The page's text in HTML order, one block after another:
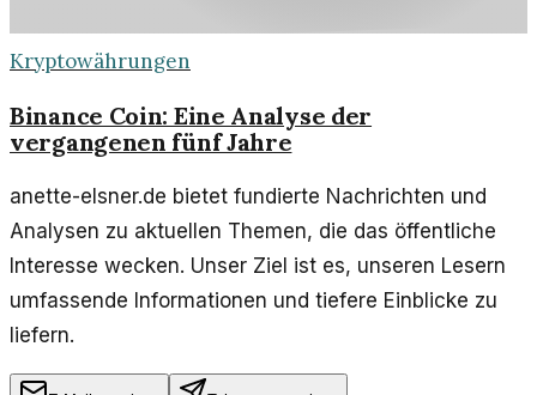
Kryptowährungen
Binance Coin: Eine Analyse der
vergangenen fünf Jahre
anette-elsner.de bietet fundierte Nachrichten und
Analysen zu aktuellen Themen, die das öffentliche
Interesse wecken. Unser Ziel ist es, unseren Lesern
umfassende Informationen und tiefere Einblicke zu
liefern.